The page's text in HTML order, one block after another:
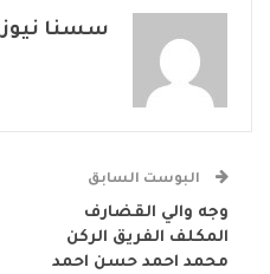
سسنا نيوز
البوست السابق
وجه والي القضارف
المكلف الفريق الركن
محمد احمد حسن احمد